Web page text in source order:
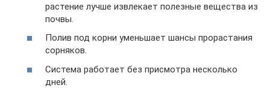
растение лучше извлекает полезные вещества из
почвы.
Полив под корни уменьшает шансы прорастания
сорняков.
Система работает без присмотра несколько
дней.